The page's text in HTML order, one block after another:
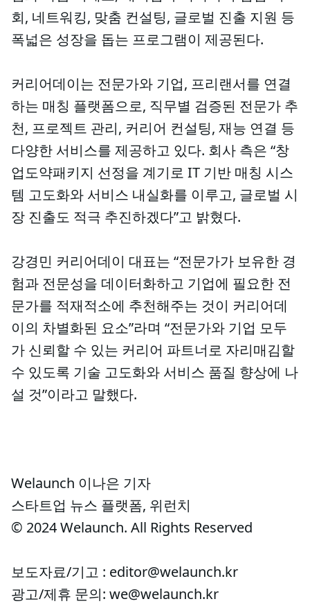
회, 네트워킹, 맞춤 컨설팅, 글로벌 진출 지원 등
폭넓은 성장을 돕는 프로그램이 제공된다.
커리어데이는 전문가와 기업, 프리랜서를 연결
하는 매칭 플랫폼으로, 직무별 검증된 전문가 추
천, 프로젝트 관리, 커리어 컨설팅, 재능 연결 등
다양한 서비스를 제공하고 있다. 회사 측은 “창
업도약패키지 선정을 계기로 IT 기반 매칭 시스
템 고도화와 서비스 내실화를 이루고, 글로벌 시
장 진출도 적극 추진하겠다”고 밝혔다.
강경민 커리어데이 대표는 “전문가가 보유한 경
험과 전문성을 데이터화하고 기업에 필요한 전
문가를 적재적소에 추천해주는 것이 커리어데
이의 차별화된 요소”라며 “전문가와 기업 모두
가 신뢰할 수 있는 커리어 파트너로 자리매김할
수 있도록 기술 고도화와 서비스 품질 향상에 나
설 것”이라고 말했다.
Welaunch 이나은 기자
스타트업 뉴스 플랫폼, 위런치
© 2024 Welaunch. All Rights Reserved
보도자료/기고 : editor@welaunch.kr
광고/제휴 문의: we@welaunch.kr